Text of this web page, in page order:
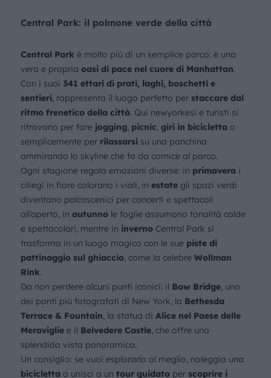
Central Park: il polmone verde della città
Central Park è molto più di un semplice parco: è una
vera e propria oasi di pace nel cuore di Manhattan.
Con i suoi 341 ettari di prati, laghi, boschetti e
sentieri, rappresenta il luogo perfetto per staccare dal
ritmo frenetico della città. Qui newyorkesi e turisti si
ritrovano per fare jogging, picnic, giri in bicicletta o
semplicemente per rilassarsi su una panchina
ammirando lo skyline che fa da cornice al parco.
Ogni stagione regala emozioni diverse: in primavera i
ciliegi in fiore colorano i viali, in estate gli spazi verdi
diventano palcoscenici per concerti e spettacoli
all’aperto, in autunno le foglie assumono tonalità calde
e spettacolari, mentre in inverno Central Park si
trasforma in un luogo magico con le sue piste di
pattinaggio sul ghiaccio, come la celebre Wollman
Rink.
Da non perdere alcuni punti iconici: il Bow Bridge, uno
dei ponti più fotografati di New York, la Bethesda
Terrace & Fountain, la statua di Alice nel Paese delle
Meravigliee il Belvedere Castle, che offre una
splendida vista panoramica.
Un consiglio: se vuoi esplorarlo al meglio, noleggia una
bicicletta o unisci a un tour guidatoper scoprire i